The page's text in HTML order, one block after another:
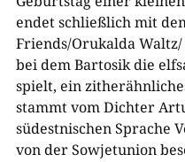
endet schließlich mit
Friends/Orukalda Waltz/
bei dem Bartosik die
spielt, ein
stammt vom Dichter
südestnischen Sprache
von der Sowjetunion